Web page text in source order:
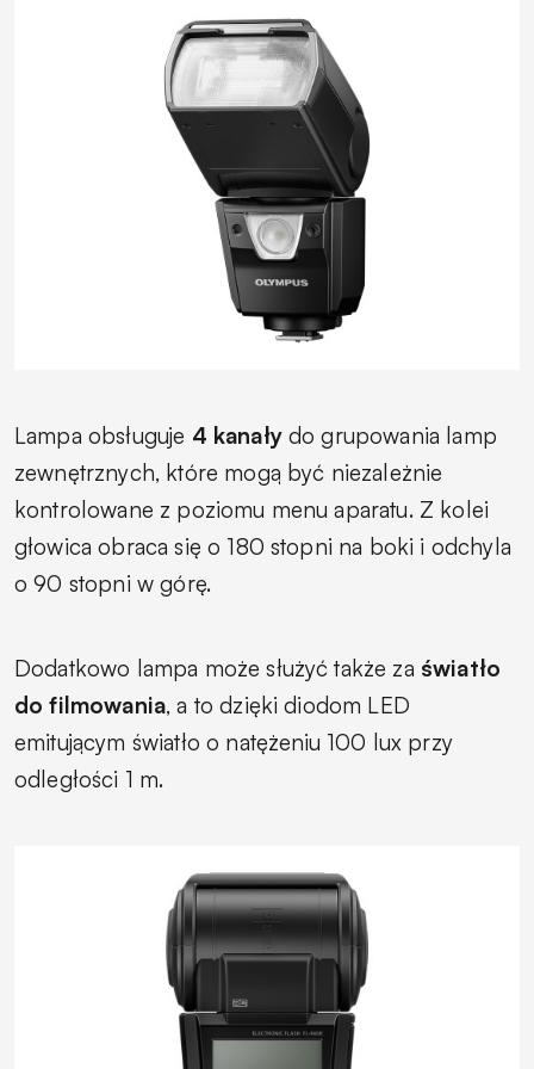
Lampa obsługuje 4 kanałydo grupowania lamp
zewnętrznych, które mogą być niezależnie
kontrolowane z poziomu menu aparatu. Z kolei
głowica obraca się o 180 stopni na boki i odchyla
o 90 stopni w górę.
Dodatkowo lampa może służyć także za światło
do filmowania, a to dzięki diodom LED
emitującym światło o natężeniu 100 lux przy
odległości 1 m.